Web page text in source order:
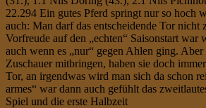
22.294 Ein gutes Pferd springt nur so hoch
auch: Man darf das entscheidende Tor nicht
Vorfreude auf den „echten“ Saisonstart war
auch wenn es „nur“ gegen Ahlen ging.
Zuschauer mitbringen, haben sie doch
Tor, an irgendwas wird man sich da schon
armes“ war dann auch gefühlt das
Spiel und die erste Halbzeit